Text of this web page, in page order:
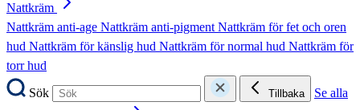
Nattkräm
Nattkräm anti-age Nattkräm anti-pigmentNattkräm för fet och oren
hud Nattkräm för känslig hud Nattkräm för normal hud Nattkräm för
torr hud
Sök
Tillbaka
Se alla